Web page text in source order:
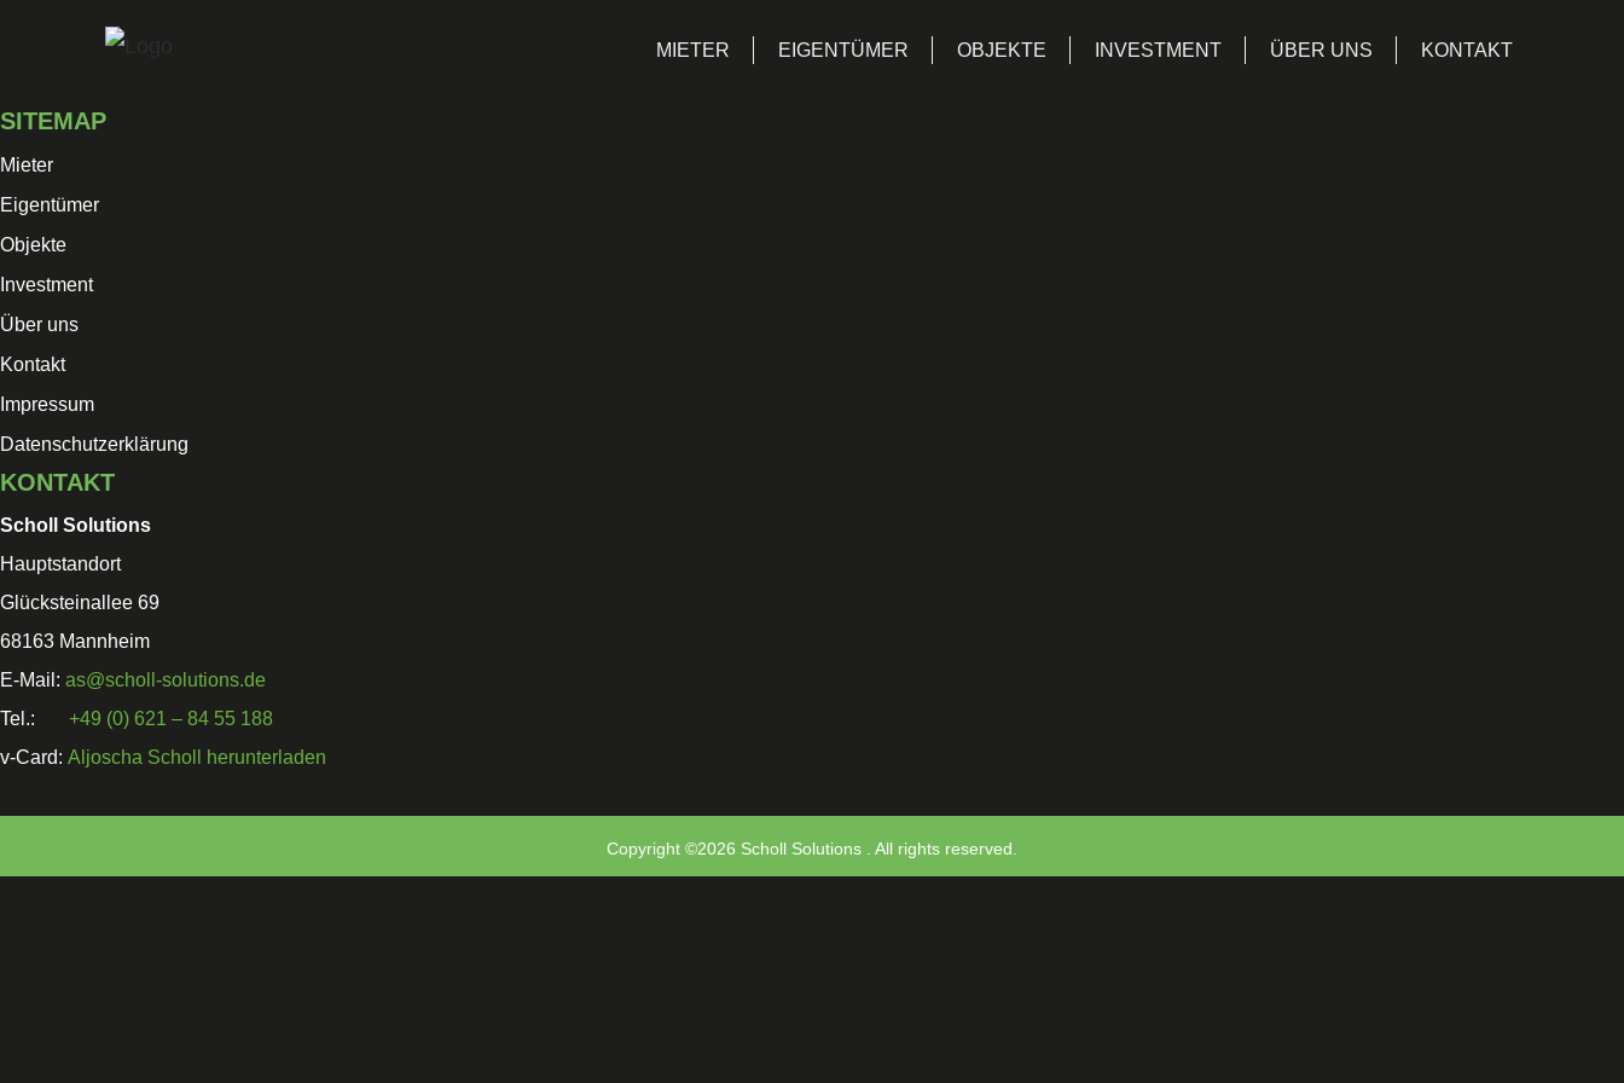
MIETER EIGENTÜMER OBJEKTE INVESTMENT ÜBER UNS KONTAKT
SITEMAP
Mieter
Eigentümer
Objekte
Investment
Über uns
Kontakt
Impressum
Datenschutzerklärung
KONTAKT
Scholl Solutions
Hauptstandort
Glücksteinallee 69
68163 Mannheim
E-Mail: as@scholl-solutions.de
Tel.: +49 (0) 621 – 84 55 188
v-Card: Aljoscha Scholl herunterladen
Copyright ©2026 Scholl Solutions . All rights reserved.